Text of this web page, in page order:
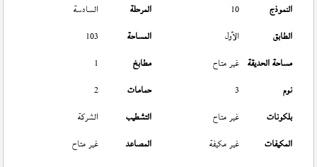
النموذج
10 المرحلة
السادسة
الطابق
الأول المساحة
103
مساحة الحديقة غير متاح مطابخ
1
نوم
3 حمامات
2
بلكونات
غير متاح التشطيب
الشركة
المكيفات
غير مكيفة المصاعد غير متاح